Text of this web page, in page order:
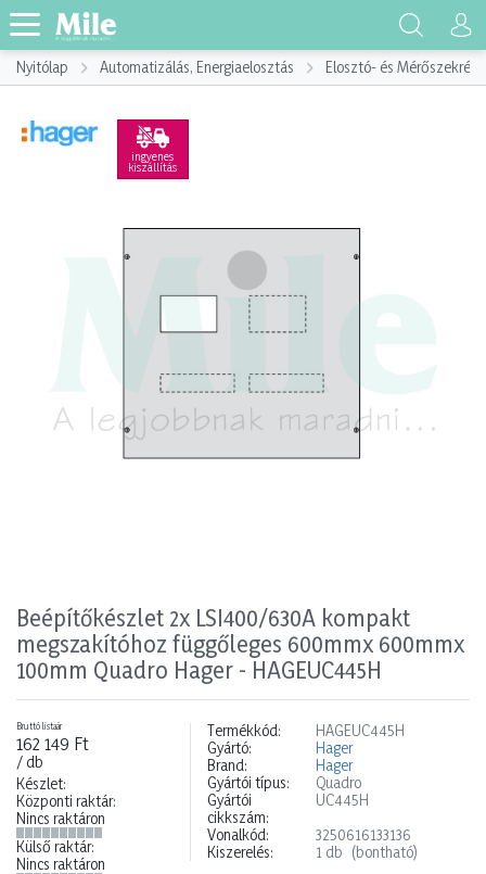
Nyitólap Automatizálás, Energiaelosztás Elosztó- és Mérőszekrény
ingyenes
kiszállítás
Beépítőkészlet 2x LSI400/630A kompakt
megszakítóhoz függőleges 600mmx 600mmx
100mm Quadro Hager - HAGEUC445H
Bruttó listaár
162 149 Ft
/ db
Készlet:
Központi raktár:
Nincs raktáron
Külső raktár:
Nincs raktáron
Termékkód:
HAGEUC445H
Gyártó:
Hager
Brand:
Hager
Gyártói típus:
Quadro
Gyártói
cikkszám:
UC445H
Vonalkód:
3250616133136
Kiszerelés:
1 db (bontható)